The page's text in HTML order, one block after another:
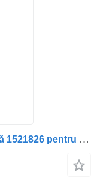
Capul blocului de cilindrii Chiuloasă 1521826 pentru camion Scania / 1434915 / 570165-21